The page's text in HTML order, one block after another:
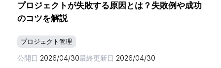
プロジェクトが失敗する原因とは？失敗例や成功
のコツを解説
プロジェクト管理
公開日 2026/04/30最終更新日 2026/04/30